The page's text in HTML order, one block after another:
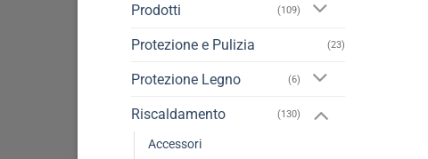
Prodotti (109)
Protezione e Pulizia (23)
Protezione Legno (6)
Riscaldamento (130)
Accessori